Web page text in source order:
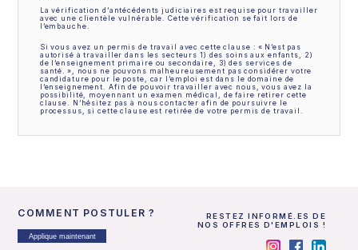
La vérification d’antécédents judiciaires est requise pour travailler
avec une clientèle vulnérable. Cette vérification se fait lors de
l’embauche.
Si vous avez un permis de travail avec cette clause : « N’est pas
autorisé à travailler dans les secteurs 1) des soins aux enfants, 2)
de l’enseignement primaire ou secondaire, 3) des services de
santé. », nous ne pouvons malheureusement pas considérer votre
candidature pour le poste, car l’emploi est dans le domaine de
l’enseignement. Afin de pouvoir travailler avec nous, vous avez la
possibilité, moyennant un examen médical, de faire retirer cette
clause. N’hésitez pas à nous contacter afin de poursuivre le
processus, si cette clause est retirée de votre permis de travail.
COMMENT POSTULER ?
Applique maintenant
RESTEZ INFORMÉ.ES DE
NOS OFFRES D'EMPLOIS !